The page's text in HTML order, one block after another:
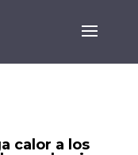
calor a los